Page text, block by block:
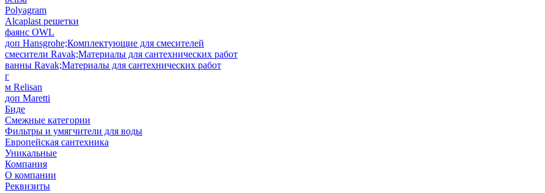
Polyagram
Alcaplast решетки
фаянс OWL
доп Hansgrohe;Комплектующие для смесителей
смесители Ravak;Материалы для сантехнических работ
ванны Ravak;Материалы для сантехнических работ
г
м Relisan
доп Maretti
Биде
Смежные категории
Фильтры и умягчители для воды
Европейская сантехника
Уникальные
Компания
О компании
Реквизиты